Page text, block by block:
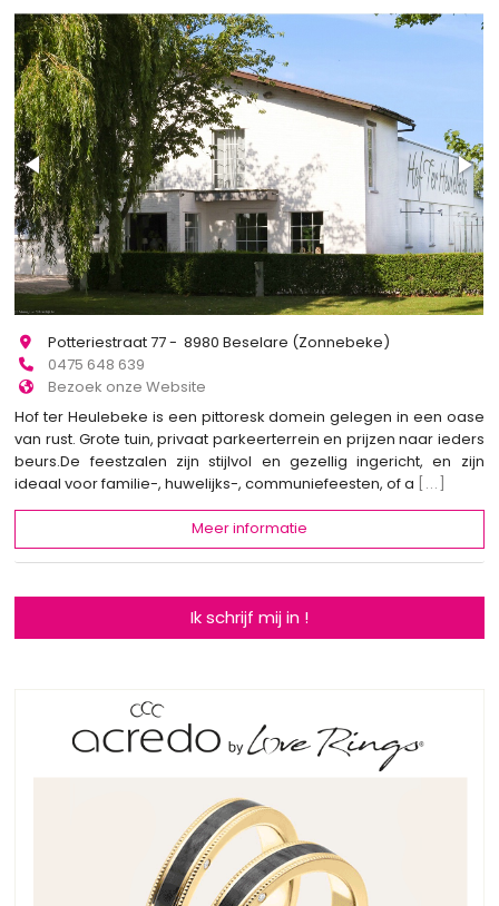
Potteriestraat 77 - 8980 Beselare (Zonnebeke)
0475 648 639
Bezoek onze Website
Hof ter Heulebeke is een pittoresk domein gelegen in een oase
van rust. Grote tuin, privaat parkeerterrein en prijzen naar ieders
beurs.De feestzalen zijn stijlvol en gezellig ingericht, en zijn
ideaal voor familie-, huwelijks-, communiefeesten, of a [...]
Meer informatie
Ik schrijf mij in !